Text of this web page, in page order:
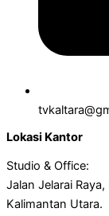
Lokasi Kantor
Jalan Jelarai Raya,
Kalimantan Utara.